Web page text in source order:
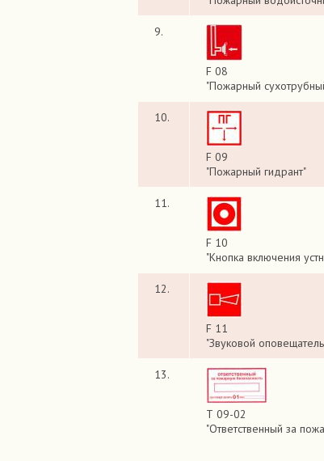
9.
F 08
"Пожарный
10.
F 09
"Пожарный гидрант"
11.
F 10
"Кнопка включения
12.
F 11
"Звуковой
13.
Т 09-02
"Ответственный за